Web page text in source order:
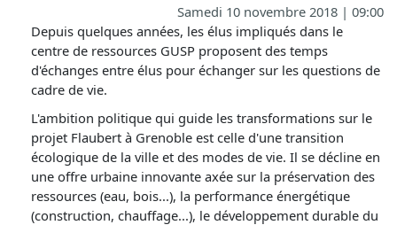
Samedi 10 novembre 2018 | 09:00
Depuis quelques années, les élus impliqués dans le
centre de ressources GUSP proposent des temps
d'échanges entre élus pour échanger sur les questions de
cadre de vie.
L'ambition politique qui guide les transformations sur le
projet Flaubert à Grenoble est celle d'une transition
écologique de la ville et des modes de vie. Il se décline en
une offre urbaine innovante axée sur la préservation des
ressources (eau, bois...), la performance énergétique
(construction, chauffage...), le développement durable du